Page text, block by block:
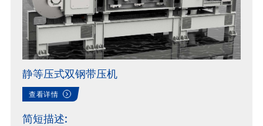
静等压式双钢带压机
查看详情
简短描述: